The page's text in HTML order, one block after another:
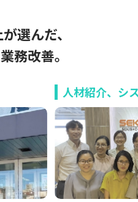
選んだ、
務改善。
運送業